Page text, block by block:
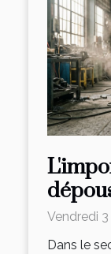
pour la
Vendredi
Dans le